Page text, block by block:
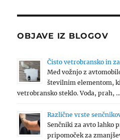
OBJAVE IZ BLOGOV
Čisto vetrobransko in
Med vožnjo z
številnim elementom,
vetrobransko steklo. Voda, prah, …
Različne vrste
Senčniki za avto lahko
pripomoček za